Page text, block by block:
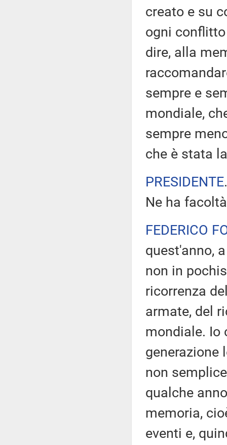
creato e su
ogni
dire, alla
sempre e
mondiale,
sempre
che è stata
PRESIDENTE
Ne ha
FEDERICO
quest'anno,
non in
ricorrenza
armate, del
mondiale. Io
generazione
non
qualche
memoria,
eventi e,